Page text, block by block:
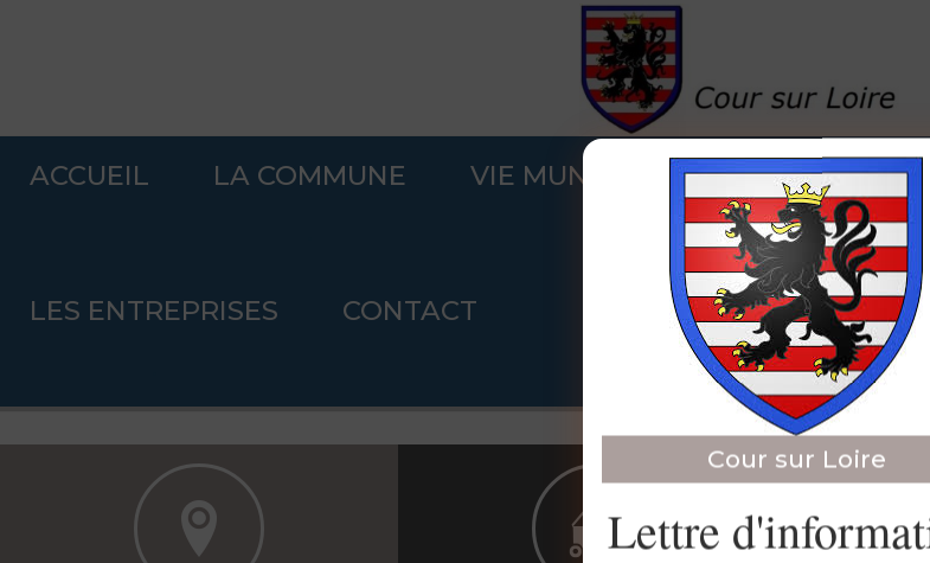
ACCUEIL
LA COMMUNE
VIE MUNICIPALE
COUR SUR
LES ENTREPRISES
CONTACT
Journée du patrimoine
Cour sur Loire
Lettre